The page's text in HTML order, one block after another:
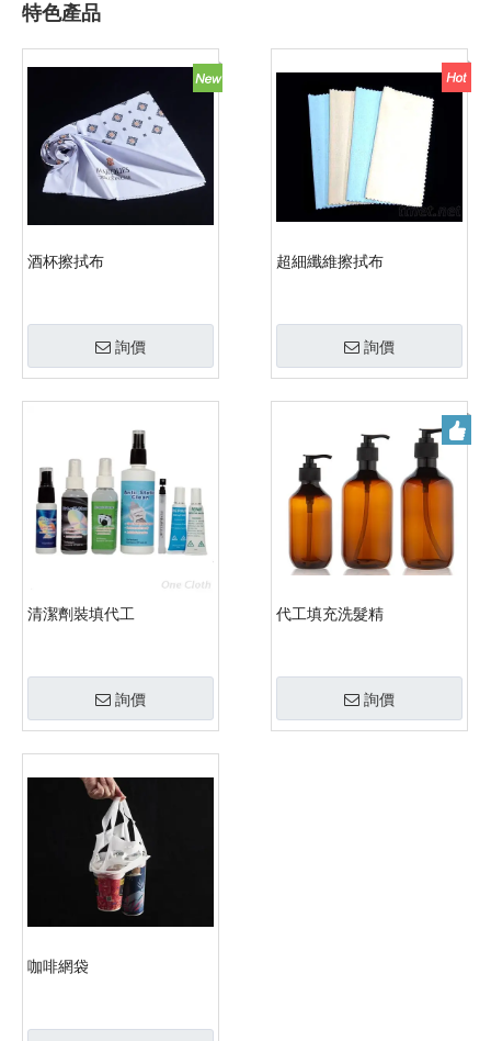
特色產品
酒杯擦拭布
詢價
超細纖維擦拭布
詢價
清潔劑裝填代工
詢價
代工填充洗髮精
詢價
咖啡網袋